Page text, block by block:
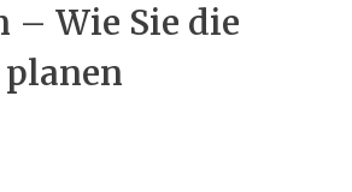
– Wie Sie die